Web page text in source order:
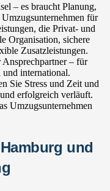
– es braucht Planung,
für
die Privat- und
Organisation, sichere
Zusatzleistungen.
– für
international.
Sie Stress und Zeit und
erfolgreich verläuft.
Umzugsunternehmen
und